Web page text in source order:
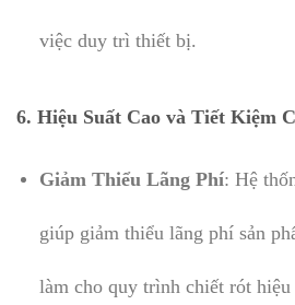
việc duy trì thiết bị.
6. Hiệu Suất Cao và Tiết Kiệm
Giảm Thiểu Lãng Phí: Hệ
giúp giảm thiểu lãng phí sản
làm cho quy trình chiết rót